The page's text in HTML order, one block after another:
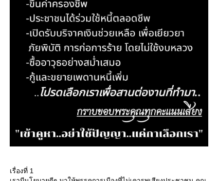
เรื่องที่ 1